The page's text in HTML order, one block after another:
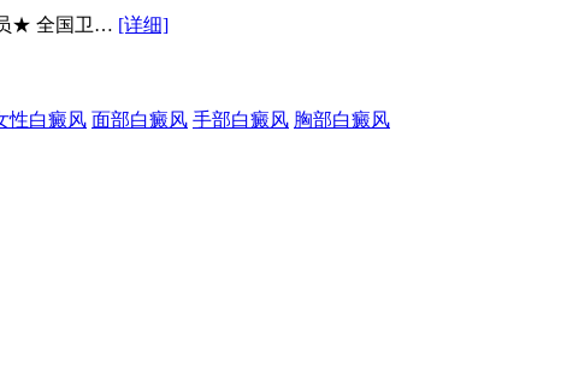
★ 全国卫… [详细]
性白癜风 面部白癜风 手部白癜风 胸部白癜风